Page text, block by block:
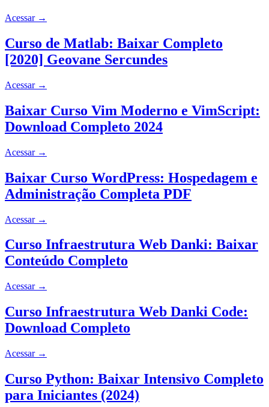
Acessar →
Curso de Matlab: Baixar Completo
[2020] Geovane Sercundes
Acessar →
Baixar Curso Vim Moderno e VimScript:
Download Completo 2024
Acessar →
Baixar Curso WordPress: Hospedagem e
Administração Completa PDF
Acessar →
Curso Infraestrutura Web Danki: Baixar
Conteúdo Completo
Acessar →
Curso Infraestrutura Web Danki Code:
Download Completo
Acessar →
Curso Python: Baixar Intensivo Completo
para Iniciantes (2024)